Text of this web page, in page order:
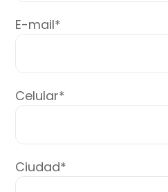
E-mail*
Celular*
Ciudad*